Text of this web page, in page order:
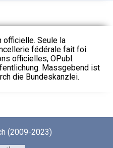
officielle. Seule la
fédérale fait foi.
officielles, OPubl.
Massgebend ist
die Bundeskanzlei.
(2009-2023)